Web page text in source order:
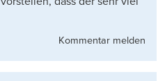
Kommentar melden